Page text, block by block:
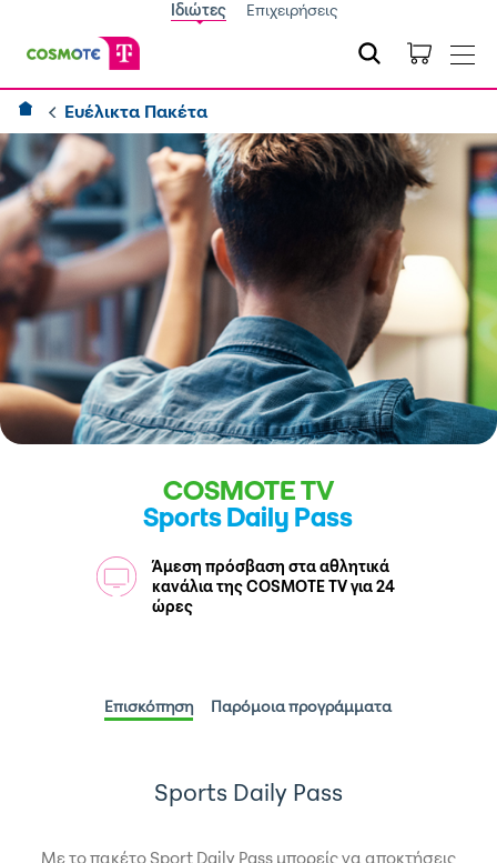
Ιδιώτες Επιχειρήσεις
Ευέλικτα Πακέτα
COSMOTE TV
Sports Daily Pass
Άμεση πρόσβαση στα αθλητικά
κανάλια της COSMOTE TV για 24
ώρες
Επισκόπηση Παρόμοια προγράμματα